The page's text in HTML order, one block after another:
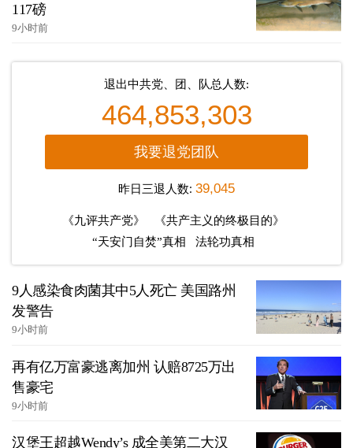
117磅
9小时前
退出中共党、团、队总人数:
464,853,303
我要退党团队
昨日三退人数: 39,045
《九评共产党》
《共产主义的终极目的》
“天安门自焚”真相
法轮功真相
9人感染食肉菌其中5人死亡 美国路州
发警告
9小时前
再有亿万富豪逃离加州 认赔8725万出
售豪宅
9小时前
汉堡王超越Wendy’s 成全美第二大汉